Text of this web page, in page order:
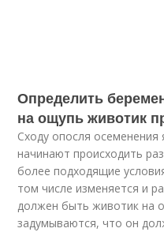
Определить
на ощупь животик
Сходу опосля осеменения
начинают происходить
более подходящие
том числе изменяется и
должен быть животик на
задумываются, что он